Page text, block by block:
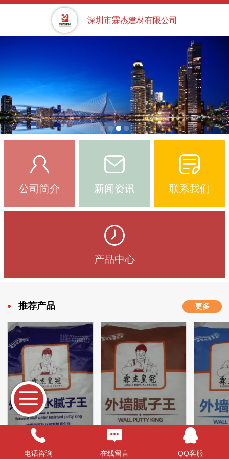
深圳市霖杰建材有限公司
公司简介 新闻资讯 联系我们
产品中心
推荐产品 更多
电话咨询 在线留言 QQ客服